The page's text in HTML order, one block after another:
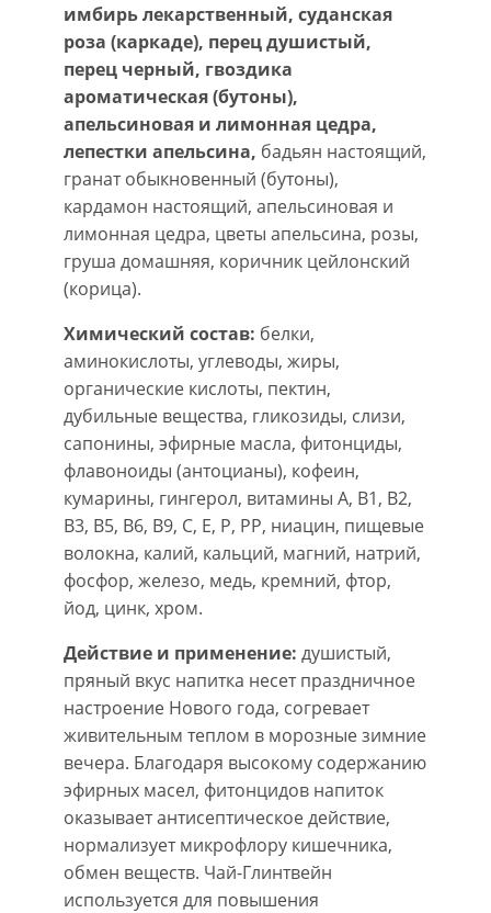
имбирь лекарственный, суданская
роза (каркаде), перец душистый,
перец черный, гвоздика
ароматическая (бутоны),
апельсиновая и лимонная цедра,
лепестки апельсина, бадьян настоящий,
гранат обыкновенный (бутоны),
кардамон настоящий, апельсиновая и
лимонная цедра, цветы апельсина, розы,
груша домашняя, коричник цейлонский
(корица).
Химический состав: белки,
аминокислоты, углеводы, жиры,
органические кислоты, пектин,
дубильные вещества, гликозиды, слизи,
сапонины, эфирные масла, фитонциды,
флавоноиды (антоцианы), кофеин,
кумарины, гингерол, витамины А, В1, В2,
В3, В5, В6, В9, С, Е, Р, РР, ниацин, пищевые
волокна, калий, кальций, магний, натрий,
фосфор, железо, медь, кремний, фтор,
йод, цинк, хром.
Действие и применение: душистый,
пряный вкус напитка несет праздничное
настроение Нового года, согревает
живительным теплом в морозные зимние
вечера. Благодаря высокому содержанию
эфирных масел, фитонцидов напиток
оказывает антисептическое действие,
нормализует микрофлору кишечника,
обмен веществ. Чай-Глинтвейн
используется для повышения